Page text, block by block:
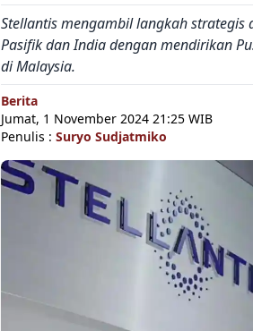
Stellantis mengambil langkah strategis
Pasifik dan India dengan mendirikan
di Malaysia.
Berita
Jumat, 1 November 2024 21:25 WIB
Penulis : Suryo Sudjatmiko